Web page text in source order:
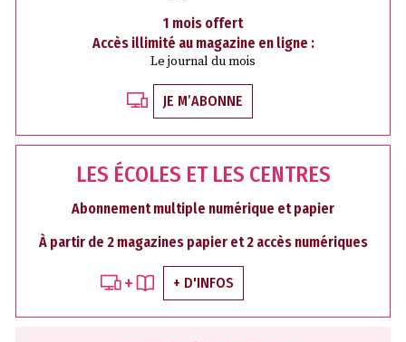
1 mois offert
Accès illimité au magazine en ligne :
Le journal du mois
JE M’ABONNE
LES ÉCOLES ET LES CENTRES
Abonnement multiple numérique et papier
À partir de 2 magazines papier et 2 accès numériques
+ D'INFOS